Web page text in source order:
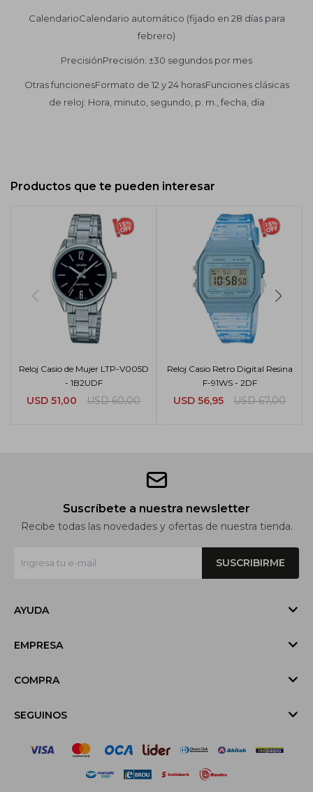
CalendarioCalendario automático (fijado en 28 días para
febrero)
PrecisiónPrecisión: ±30 segundos por mes
Otras funcionesFormato de 12 y 24 horasFunciones clásicas
de reloj: Hora, minuto, segundo, p. m., fecha, día
Productos que te pueden interesar
Reloj Casio de Mujer LTP-V005D
- 1B2UDF
USD 51,00 USD 60,00
Reloj Casio Retro Digital Resina
F-91WS - 2DF
USD 56,95 USD 67,00
Suscríbete a nuestra newsletter
Recibe todas las novedades y ofertas de nuestra tienda.
SUSCRIBIRME
AYUDA
EMPRESA
COMPRA
SEGUINOS